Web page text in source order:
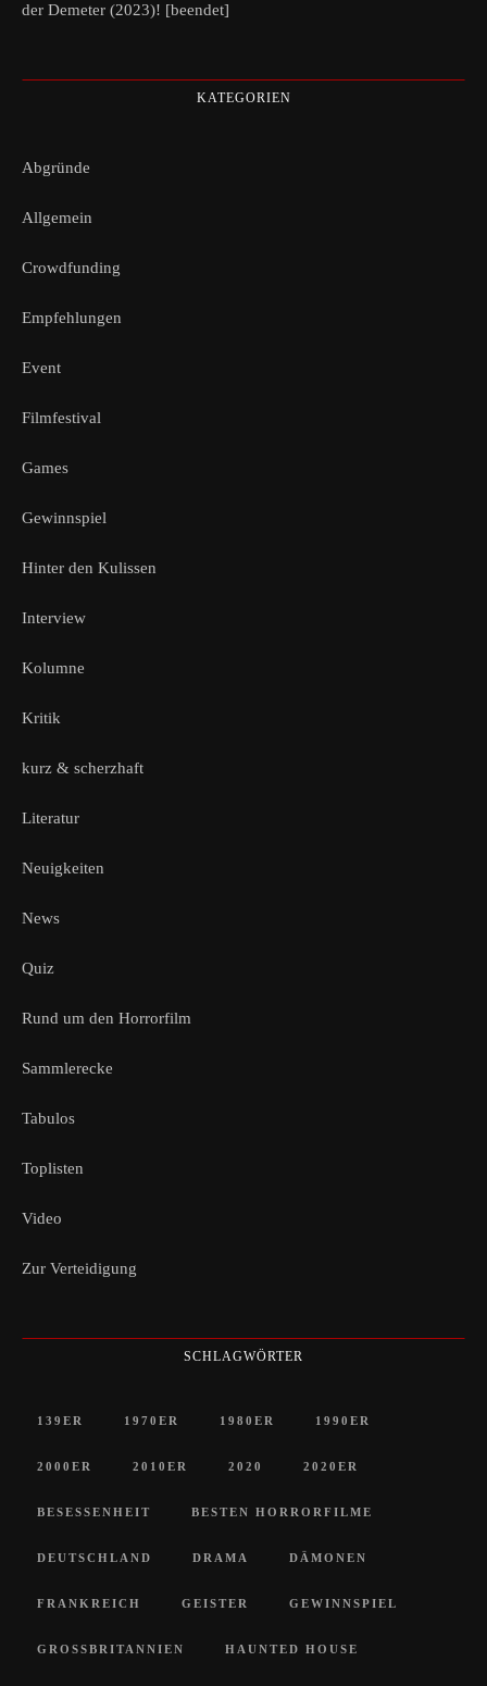
der Demeter (2023)! [beendet]
KATEGORIEN
Abgründe
Allgemein
Crowdfunding
Empfehlungen
Event
Filmfestival
Games
Gewinnspiel
Hinter den Kulissen
Interview
Kolumne
Kritik
kurz & scherzhaft
Literatur
Neuigkeiten
News
Quiz
Rund um den Horrorfilm
Sammlerecke
Tabulos
Toplisten
Video
Zur Verteidigung
SCHLAGWÖRTER
139ER 1970ER 1980ER 1990ER
2000ER 2010ER 2020 2020ER
BESESSENHEIT BESTEN HORRORFILME
DEUTSCHLAND DRAMA DÄMONEN
FRANKREICH GEISTER GEWINNSPIEL
GROSSBRITANNIEN HAUNTED HOUSE